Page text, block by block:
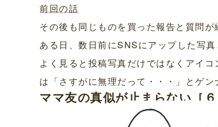
前回の話
その後も同じものを買った報告と質問が
ある日、数日前にSNSにアップした写
よく見ると投稿写真だけではなくアイ
は「さすがに無理だって・・・」とゲン
ママ友の真似が止まらない［